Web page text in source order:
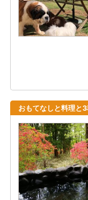
おもてなしと料理と